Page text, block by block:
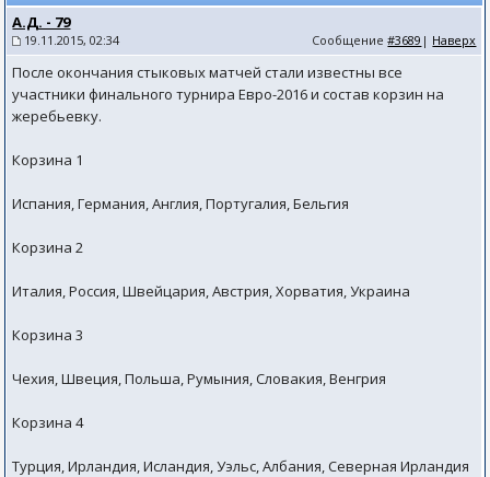
А.Д. - 79
19.11.2015, 02:34 Сообщение#3689 | Наверх
После окончания стыковых матчей стали известны все
участники финального турнира Евро-2016 и состав корзин на
жеребьевку.
Корзина 1
Испания, Германия, Англия, Португалия, Бельгия
Корзина 2
Италия, Россия, Швейцария, Австрия, Хорватия, Украина
Корзина 3
Чехия, Швеция, Польша, Румыния, Словакия, Венгрия
Корзина 4
Турция, Ирландия, Исландия, Уэльс, Албания, Северная Ирландия